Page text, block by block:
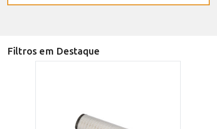
Filtros em Destaque